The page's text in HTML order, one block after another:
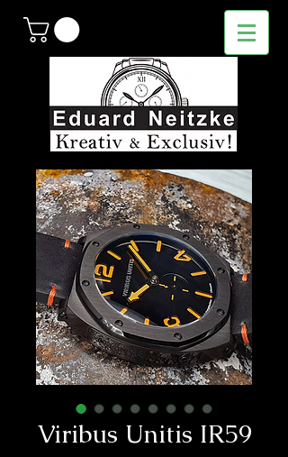
Viribus Unitis IR59